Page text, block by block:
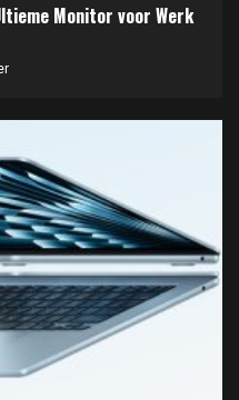
Monitor voor Werk